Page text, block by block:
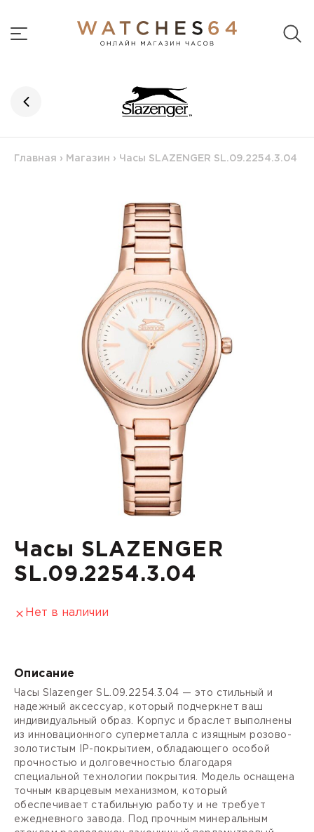
Главная › Магазин › Часы SLAZENGER SL.09.2254.3.04
Часы SLAZENGER
SL.09.2254.3.04
Нет в наличии
Описание
Часы Slazenger SL.09.2254.3.04 — это стильный и
надежный аксессуар, который подчеркнет ваш
индивидуальный образ. Корпус и браслет выполнены
из инновационного суперметалла с изящным розово-
золотистым IP-покрытием, обладающего особой
прочностью и долговечностью благодаря
специальной технологии покрытия. Модель оснащена
точным кварцевым механизмом, который
обеспечивает стабильную работу и не требует
ежедневного завода. Под прочным минеральным